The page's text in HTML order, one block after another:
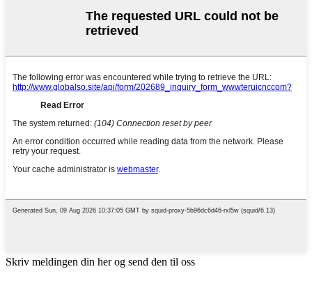
Skriv meldingen din her og send den til oss